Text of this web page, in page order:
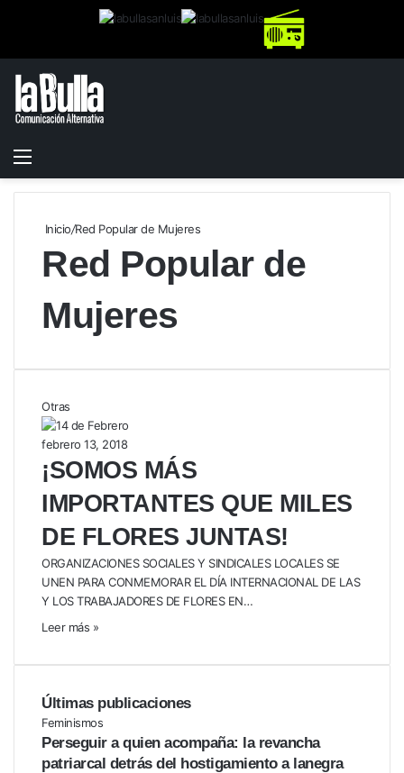
Menú
por skin
Inicio/Red Popular de Mujeres
Red Popular de
Mujeres
Otras
febrero 13, 2018
¡SOMOS MÁS
IMPORTANTES QUE MILES
DE FLORES JUNTAS!
ORGANIZACIONES SOCIALES Y SINDICALES LOCALES SE
UNEN PARA CONMEMORAR EL DÍA INTERNACIONAL DE LAS
Y LOS TRABAJADORES DE FLORES EN…
Leer más »
Últimas publicaciones
Feminismos
Perseguir a quien acompaña: la revancha
patriarcal detrás del hostigamiento a lanegra